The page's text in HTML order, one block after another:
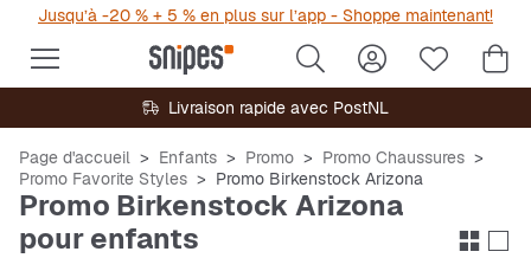
Jusqu’à -20 % + 5 % en plus sur l’app - Shoppe maintenant!
Livraison rapide avec PostNL
Page d'accueil Enfants Promo
Promo Chaussures
Promo Favorite Styles
Promo Birkenstock Arizona
Promo Birkenstock Arizona
pour enfants